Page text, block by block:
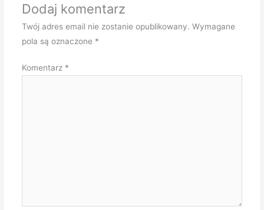
Dodaj komentarz
Twój adres email nie zostanie opublikowany. Wymagane
pola są oznaczone *
Komentarz *